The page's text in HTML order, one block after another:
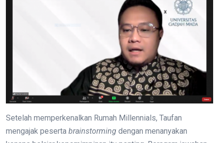
Setelah memperkenalkan Rumah Millennials, Taufan
mengajak peserta brainstorming dengan menanyakan